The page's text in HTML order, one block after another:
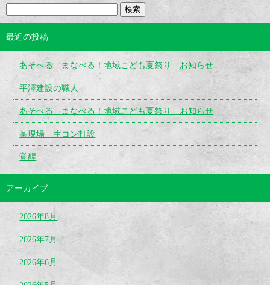
最近の投稿
あそべる まなべる！地域こども夏祭り お知らせ
平澤建設の職人
あそべる まなべる！地域こども夏祭り お知らせ
某現場 生コン打設
覚醒
アーカイブ
2026年8月
2026年7月
2026年6月